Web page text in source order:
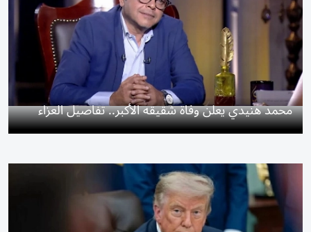
محمد هنيدي يعلن وفاة شقيقه الأكبر.. تفاصيل العزاء